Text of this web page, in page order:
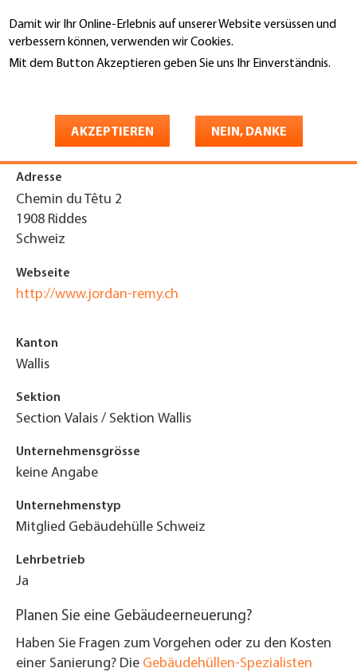
Damit wir Ihr Online-Erlebnis auf unserer Website versüssen und
verbessern können, verwenden wir Cookies.
Mit dem Button Akzeptieren geben Sie uns Ihr Einverständnis.
AKZEPTIEREN NEIN, DANKE
zum
Inhalt
Jordan Rémy Sàrl
Adresse
Chemin du Têtu 2
1908 Riddes
Schweiz
Webseite
http://www.jordan-remy.ch
Kanton
Wallis
Sektion
Section Valais / Sektion Wallis
Unternehmensgrösse
keine Angabe
Unternehmenstyp
Mitglied Gebäudehülle Schweiz
Lehrbetrieb
Ja
Planen Sie eine Gebäudeerneuerung?
Haben Sie Fragen zum Vorgehen oder zu den Kosten
einer Sanierung? Die Gebäudehüllen-Spezialisten